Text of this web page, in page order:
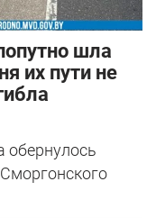
шла
их пути не
обернулось